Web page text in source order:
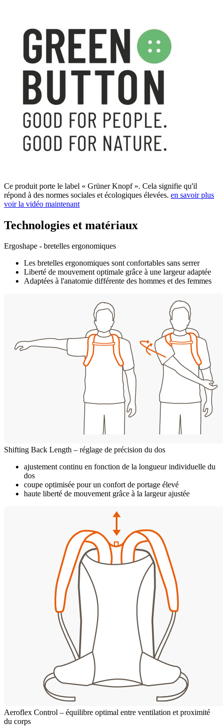
Ce produit porte le label « Grüner Knopf ». Cela signifie qu'il
répond à des normes sociales et écologiques élevées. en savoir plus
voir la vidéo maintenant
Technologies et matériaux
Ergoshape - bretelles ergonomiques
Les bretelles ergonomiques sont confortables sans serrer
Liberté de mouvement optimale grâce à une largeur adaptée
Adaptées à l'anatomie différente des hommes et des femmes
Shifting Back Length – réglage de précision du dos
ajustement continu en fonction de la longueur individuelle du
dos
coupe optimisée pour un confort de portage élevé
haute liberté de mouvement grâce à la largeur ajustée
Aeroflex Control – équilibre optimal entre ventilation et proximité
du corps